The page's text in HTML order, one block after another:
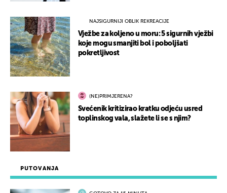
PUTOVANJA
NAJSIGURNIJI OBLIK REKREACIJE
Vježbe za koljeno u moru: 5 sigurnih vježbi
koje mogu smanjiti bol i poboljšati
pokretljivost
(NE)PRIMJERENA?
Svećenik kritizirao kratku odjeću usred
toplinskog vala, slažete li se s njim?